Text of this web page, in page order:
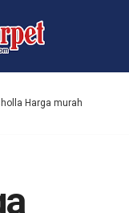
Harga murah